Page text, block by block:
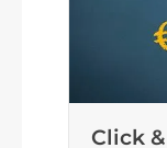
Click